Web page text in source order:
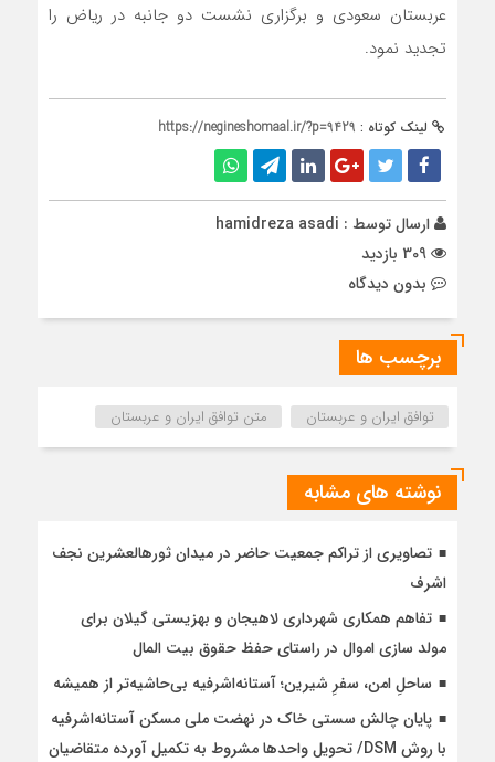
عربستان سعودی و برگزاری نشست دو جانبه در ریاض را
تجدید نمود.
لینک کوتاه : https://negineshomaal.ir/?p=9429
ارسال توسط : hamidreza asadi
بدون دیدگاه
برچسب ها
توافق ایران و عربستان متن توافق ایران و عربستان
نوشته های مشابه
تصاویری از تراکم جمعیت حاضر در میدان ثورهالعشرین نجف
اشرف
تفاهم همکاری شهرداری لاهیجان و بهزیستی گیلان برای
مولد سازی اموال در راستای حفظ حقوق بیت المال
ساحلِ امن، سفرِ شیرین؛ آستانه‌اشرفیه بی‌حاشیه‌تر از همیشه
پایان چالش سستی خاک در نهضت ملی مسکن آستانه‌اشرفیه
با روش DSM/ تحویل واحدها مشروط به تکمیل آورده متقاضیان